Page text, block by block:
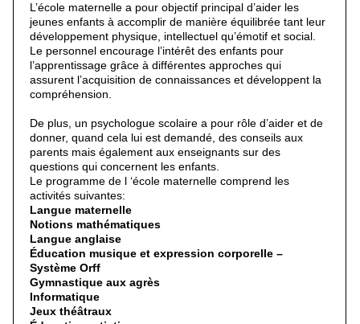
L’école maternelle a pour objectif principal d’aider les
jeunes enfants à accomplir de manière équilibrée tant leur
développement physique, intellectuel qu’émotif et social.
Le personnel encourage l’intérêt des enfants pour
l’apprentissage grâce à différentes approches qui
assurent l’acquisition de connaissances et développent la
compréhension.
De plus, un psychologue scolaire a pour rôle d’aider et de
donner, quand cela lui est demandé, des conseils aux
parents mais également aux enseignants sur des
questions qui concernent les enfants.
Le programme de l ‘école maternelle comprend les
activités suivantes:
Langue maternelle
Notions mathématiques
Langue anglaise
Éducation musique et expression corporelle –
Système Orff
Gymnastique aux agrès
Informatique
Jeux théâtraux